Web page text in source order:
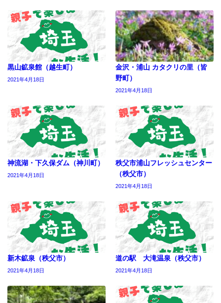
黒山鉱泉館（越生町）
2021年4月18日
金沢・浦山 カタクリの里（皆
野町）
2021年4月18日
神流湖・下久保ダム（神川町）
2021年4月18日
秩父市浦山フレッシュセンター
（秩父市）
2021年4月18日
新木鉱泉（秩父市）
2021年4月18日
道の駅 大滝温泉（秩父市）
2021年4月18日